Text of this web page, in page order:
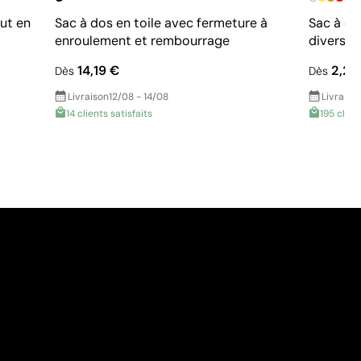
en
Sac à dos en toile avec fermeture à
enroulement et rembourrage
Dès 14,19 €
Livraison12/08 - 14/08
14 clients satisfaits
Sac à
divers
Dès
195